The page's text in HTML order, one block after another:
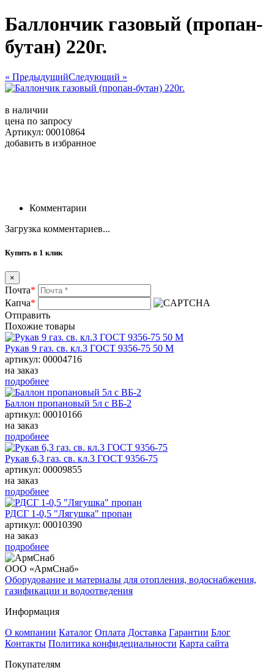
Баллончик газовый (пропан-
бутан) 220г.
« ПредыдущийСледующий »
в наличии
цена по запросу
Артикул: 00010864
добавить в избранное
Комментарии
Загрузка комментариев...
Купить в 1 клик
×
Почта*
Капча*
Отправить
Похожие товары
Рукав 9 газ. св. кл.3 ГОСТ 9356-75 50 М
артикул: 00004716
на заказ
подробнее
Баллон пропановый 5л с ВБ-2
артикул: 00010166
на заказ
подробнее
Рукав 6,3 газ. св. кл.3 ГОСТ 9356-75
артикул: 00009855
на заказ
подробнее
РДСГ 1-0,5 "Лягушка" пропан
артикул: 00010390
на заказ
подробнее
ООО «АрмСнаб»
Оборудование и материалы для отопления, водоснабжения,
газификации и водоотведения
Информация
О компании Каталог Оплата Доставка Гарантии Блог
Контакты Политика конфидециальности Карта сайта
Покупателям